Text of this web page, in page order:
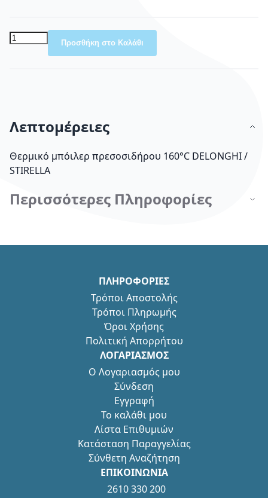
Προσθήκη στο Καλάθι
Λεπτομέρειες
Θερμικό μπόιλερ πρεσοσιδήρου 160°C DELONGHI /
STIRELLA
Περισσότερες Πληροφορίες
ΠΛΗΡΟΦΟΡΙΕΣ
Τρόποι Αποστολής
Τρόποι Πληρωμής
Όροι Χρήσης
Πολιτική Απορρήτου
ΛΟΓΑΡΙΑΣΜΟΣ
Ο Λογαριασμός μου
Σύνδεση
Εγγραφή
Το καλάθι μου
Λίστα Επιθυμιών
Κατάσταση Παραγγελίας
Σύνθετη Αναζήτηση
ΕΠΙΚΟΙΝΩΝΙΑ
2610 330 200